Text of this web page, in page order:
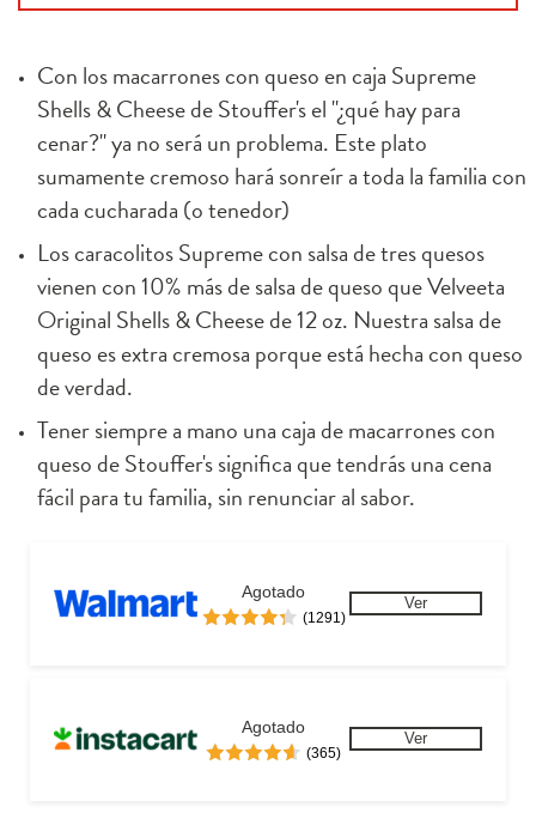
Con los macarrones con queso en caja Supreme
Shells & Cheese de Stouffer's el "¿qué hay para
cenar?" ya no será un problema. Este plato
sumamente cremoso hará sonreír a toda la familia con
cada cucharada (o tenedor)
Los caracolitos Supreme con salsa de tres quesos
vienen con 10% más de salsa de queso que Velveeta
Original Shells & Cheese de 12 oz. Nuestra salsa de
queso es extra cremosa porque está hecha con queso
de verdad.
Tener siempre a mano una caja de macarrones con
queso de Stouffer's significa que tendrás una cena
fácil para tu familia, sin renunciar al sabor.
Agotado
(1291)
Ver
Agotado
(365)
Ver